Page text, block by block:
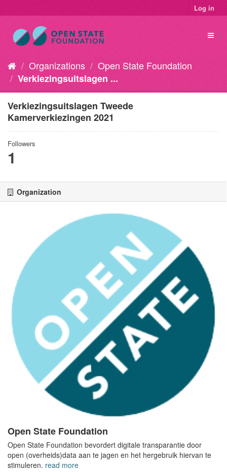
Log in
Organizations
Open State Foundation
Verkiezingsuitslagen ...
Verkiezingsuitslagen Tweede
Kamerverkiezingen 2021
Followers
1
Organization
Open State Foundation
Open State Foundation bevordert digitale transparantie door
open (overheids)data aan te jagen en het hergebruik hiervan te
stimuleren. read more